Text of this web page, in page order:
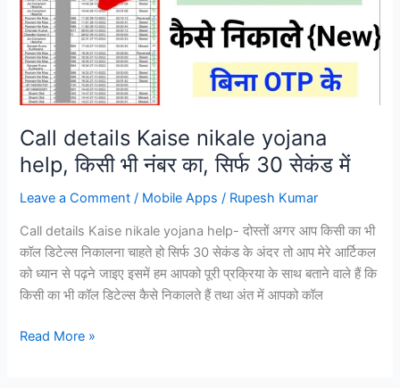
help,
सिर्फ
2
मिनट
में
Call details Kaise nikale yojana
help, किसी भी नंबर का, सिर्फ 30 सेकंड में
Leave a Comment / Mobile Apps / Rupesh Kumar
Call details Kaise nikale yojana help- दोस्तों अगर आप किसी का भी
कॉल डिटेल्स निकालना चाहते हो सिर्फ 30 सेकंड के अंदर तो आप मेरे आर्टिकल
को ध्यान से पढ़ने जाइए इसमें हम आपको पूरी प्रक्रिया के साथ बताने वाले हैं कि
किसी का भी कॉल डिटेल्स कैसे निकालते हैं तथा अंत में आपको कॉल
Call
Read More »